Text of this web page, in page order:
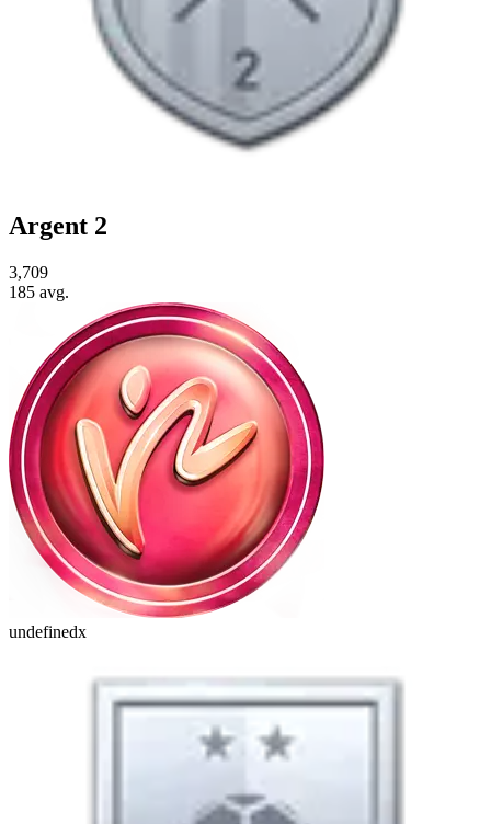
Argent 2
3,709
185 avg.
undefinedx